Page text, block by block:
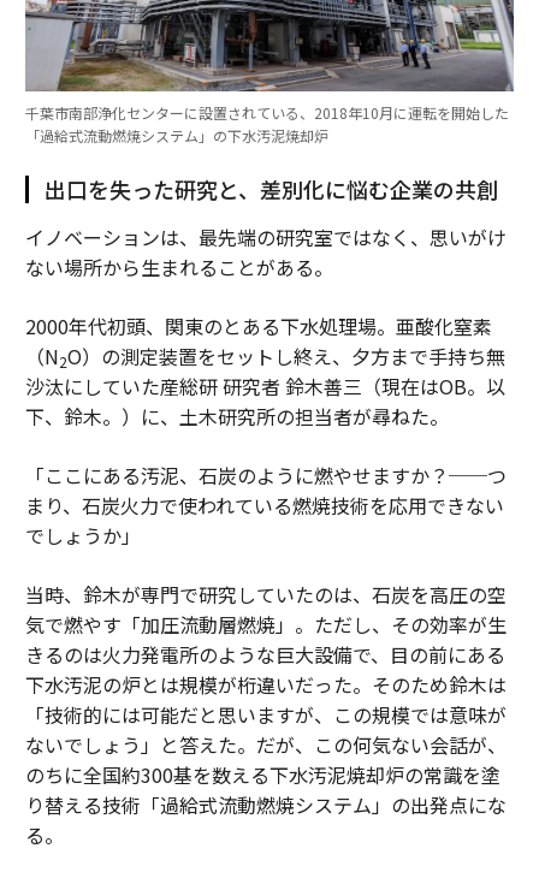
千葉市南部浄化センターに設置されている、2018年10月に運転を開始した
「過給式流動燃焼システム」の下水汚泥焼却炉
出口を失った研究と、差別化に悩む企業の共創
イノベーションは、最先端の研究室ではなく、思いがけ
ない場所から生まれることがある。
2000年代初頭、関東のとある下水処理場。亜酸化窒素
（N2O）の測定装置をセットし終え、夕方まで手持ち無
沙汰にしていた産総研 研究者 鈴木善三（現在はOB。以
下、鈴木。）に、土木研究所の担当者が尋ねた。
「ここにある汚泥、石炭のように燃やせますか？──つ
まり、石炭火力で使われている燃焼技術を応用できない
でしょうか」
当時、鈴木が専門で研究していたのは、石炭を高圧の空
気で燃やす「加圧流動層燃焼」。ただし、その効率が生
きるのは火力発電所のような巨大設備で、目の前にある
下水汚泥の炉とは規模が桁違いだった。そのため鈴木は
「技術的には可能だと思いますが、この規模では意味が
ないでしょう」と答えた。だが、この何気ない会話が、
のちに全国約300基を数える下水汚泥焼却炉の常識を塗
り替える技術「過給式流動燃焼システム」の出発点にな
る。